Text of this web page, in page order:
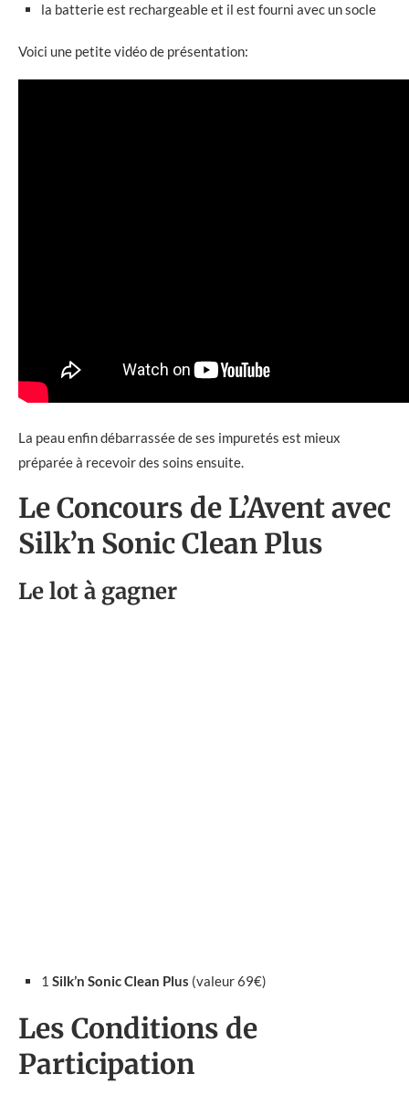
la batterie est rechargeable et il est fourni avec un socle
Voici une petite vidéo de présentation:
La peau enfin débarrassée de ses impuretés est mieux
préparée à recevoir des soins ensuite.
Le Concours de L’Avent avec
Silk’n Sonic Clean Plus
Le lot à gagner
1 Silk’n Sonic Clean Plus (valeur 69€)
Les Conditions de
Participation